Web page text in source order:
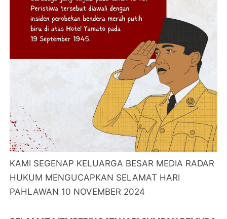
KAMI SEGENAP KELUARGA BESAR MEDIA RADAR
HUKUM MENGUCAPKAN SELAMAT HARI
PAHLAWAN 10 NOVEMBER 2024